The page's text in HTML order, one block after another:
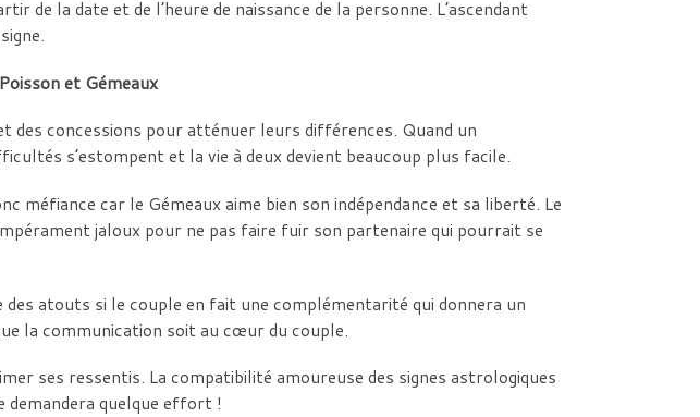
de la date et de l’heure de naissance de la personne. L’ascendant
et Gémeaux
des concessions pour atténuer leurs différences. Quand un
s’estompent et la vie à deux devient beaucoup plus facile.
méfiance car le Gémeaux aime bien son indépendance et sa liberté. Le
jaloux pour ne pas faire fuir son partenaire qui pourrait se
atouts si le couple en fait une complémentarité qui donnera un
la communication soit au cœur du couple.
ses ressentis. La compatibilité amoureuse des signes astrologiques
demandera quelque effort !